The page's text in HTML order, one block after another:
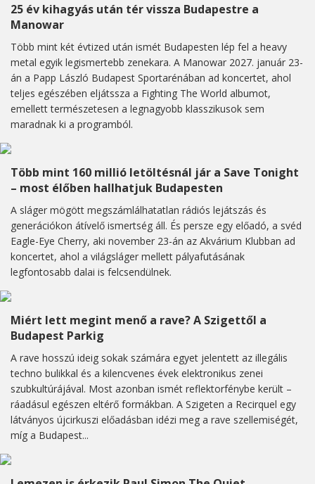
25 év kihagyás után tér vissza Budapestre a
Manowar
Több mint két évtized után ismét Budapesten lép fel a heavy
metal egyik legismertebb zenekara. A Manowar 2027. január 23-
án a Papp László Budapest Sportarénában ad koncertet, ahol
teljes egészében eljátssza a Fighting The World albumot,
emellett természetesen a legnagyobb klasszikusok sem
maradnak ki a programból.
Több mint 160 millió letöltésnál jár a Save Tonight
– most élőben hallhatjuk Budapesten
A sláger mögött megszámlálhatatlan rádiós lejátszás és
generációkon átívelő ismertség áll. És persze egy előadó, a svéd
Eagle-Eye Cherry, aki november 23-án az Akvárium Klubban ad
koncertet, ahol a világsláger mellett pályafutásának
legfontosabb dalai is felcsendülnek.
Miért lett megint menő a rave? A Szigettől a
Budapest Parkig
A rave hosszú ideig sokak számára egyet jelentett az illegális
techno bulikkal és a kilencvenes évek elektronikus zenei
szubkultúrájával. Most azonban ismét reflektorfénybe került –
ráadásul egészen eltérő formákban. A Szigeten a Recirquel egy
látványos újcirkuszi előadásban idézi meg a rave szellemiségét,
míg a Budapest...